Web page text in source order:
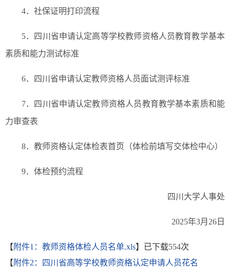
4．社保证明打印流程
5．四川省申请认定高等学校教师资格人员教育教学基本
素质和能力测试标准
6．四川省申请认定教师资格人员面试测评标准
7．四川省申请认定教师资格人员教育教学基本素质和能
力审查表
8．教师资格认定体检表首页（体检前填写交体检中心）
9．体检预约流程
四川大学人事处
2025年3月26日
【 附件1：教师资格体检人员名单.xls】已下载554次
【 附件2：四川省高等学校教师资格认定申请人员花名